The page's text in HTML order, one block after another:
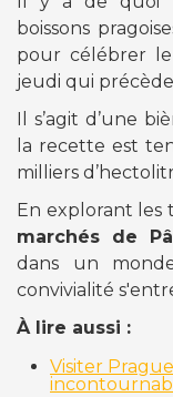
boissons
pour célébrer
jeudi qui
Il s’agit d’une
la recette est
milliers
En explorant les
marchés de
dans un
convivialité
À lire aussi :
Visiter